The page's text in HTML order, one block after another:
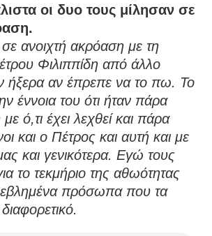
οι δυο τους μίλησαν σε
ανοιχτή ακρόαση με τη
Φιλιππίδη από άλλο
ήξερα αν έπρεπε να το πω. Το
έννοια του ότι ήταν πάρα
ό,τι έχει λεχθεί και πάρα
και ο Πέτρος και αυτή και με
και γενικότερα. Εγώ τους
το τεκμήριο της αθωότητας
πρόσωπα που τα